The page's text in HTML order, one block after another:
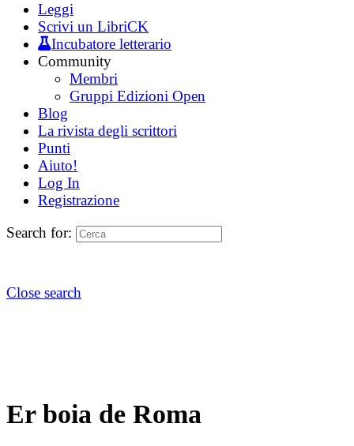
Leggi
Scrivi un LibriCK
Incubatore letterario
Community
Membri
Gruppi Edizioni Open
Blog
La rivista degli scrittori
Punti
Aiuto!
Log In
Registrazione
Search for:
Close search
Er boia de Roma